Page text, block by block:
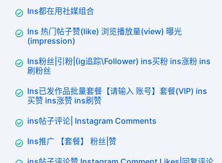
Ins都在用社媒组合
Ins 热门帖子赞(like) 浏览播放量(view) 曝光
(impression)
Ins粉丝|引粉|(ig追踪\Follower) ins买粉 ins涨粉 ins
刷粉丝
Ins已发作品批量套餐【请输入 账号】套餐(VIP) ins
买赞 ins涨赞 ins刷赞
ins帖子评论| Instagram Comments
Ins推广 【套餐】 粉丝|赞